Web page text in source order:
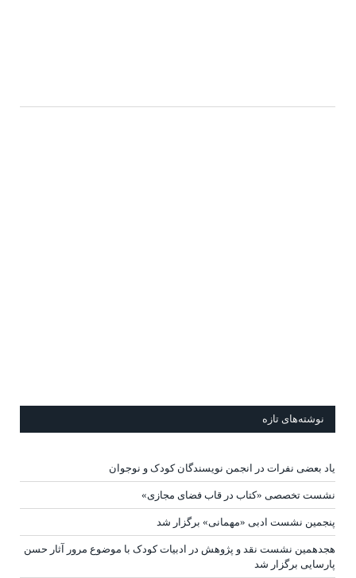
نوشته‌های تازه
یاد بعضی نفرات در انجمن نویسندگان کودک و نوجوان
نشست تخصصی «کتاب در قاب فضای مجازی»
پنجمین نشست ادبی «مهمانی» برگزار شد
هجدهمین نشست نقد و پژوهش در ادبیات کودک با موضوع مرور آثار حسن
پارسایی برگزار شد